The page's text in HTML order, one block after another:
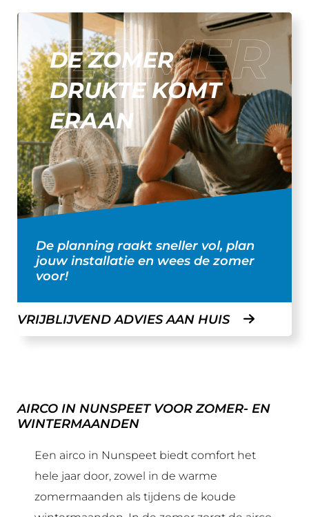
DE ZOMER
DRUKTE KOMT
ERAAN
De planning raakt sneller vol, plan
jouw installatie en wees de zomer
voor!
VRIJBLIJVEND ADVIES AAN HUIS
AIRCO IN NUNSPEET VOOR ZOMER- EN
WINTERMAANDEN
Een airco in Nunspeet biedt comfort het
hele jaar door, zowel in de warme
zomermaanden als tijdens de koude